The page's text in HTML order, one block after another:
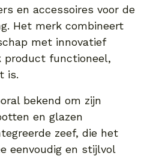
en accessoires voor de
Het merk combineert
met innovatief
product functioneel,
is.
bekend om zijn
en glazen
zeef, die het
eenvoudig en stijlvol